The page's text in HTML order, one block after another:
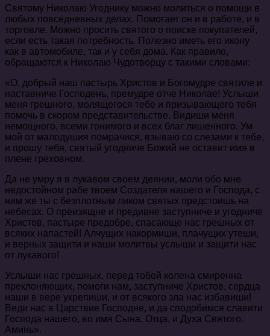
Святому Николаю Угоднику можно молиться о помощи в
любых повседневных делах. Помогает он и в работе, и в
торговле. Можно просить святого о поиске покупателей,
если есть такая потребность. Полезно иметь его икону
как в автомобиле, так и у себя дома. Как правило,
обращаются к Николаю Чудотворцу с такими словами:
«О, добрый наш пастырь Христов и Богомудре святиле и
наставниче Господень, премудре отче Николае! Услыши
меня грешного, молящегося тебе и призывающего тебя
помочь в скором представительстве. Видиши меня
немощного, всеми гонимого и всех благ лишенного. Ум
мой от малодушия помрачися, взываю со слезами к тебе,
и прошу тебя, святый угодниче Божий не оставит имя в
плене греховном.
Да не умру я в лукавом своем деянии, моли обо мне
недостойном рабе твоем Создателя нашего и Господа, с
ним же ты с безплотным ликом святых предстоишь на
небесах. О преизящне и предивне заступниче и угодниче
Христов, пастыре предобре, спасающе нас грешных от
всяких напастей! Алчущих накормиши, плачущих утеши,
и верных защити и наши молитвы услыши и защити нас
от лукавого!
Услыши нас грешных, перед тобой колена смиренна
преклоняющих, помоги нам, заступниче Христов, сердца
наши в вере укрепиши, и от всякого зла нас избавиши!
Веди нас в Царствие Господне, и да сподобимся славити
Господа нашего, во имя Сына, Отца, и Духа Святого.
Аминь».